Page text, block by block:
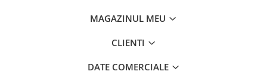
MAGAZINUL MEU
CLIENTI
DATE COMERCIALE